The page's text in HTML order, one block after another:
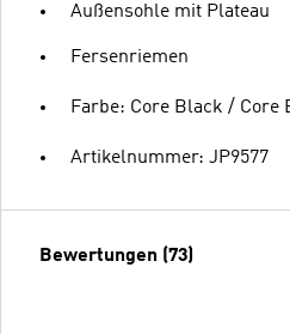
Außensohle mit Plateau
Fersenriemen
Farbe: Core Black / Core
Artikelnummer: JP9577
Bewertungen (73)